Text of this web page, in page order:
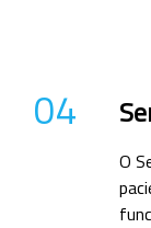
04
O